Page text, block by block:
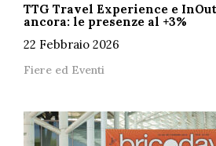
TTG Travel Experience e
ancora: le presenze al +3%
22 Febbraio 2026
Fiere ed Eventi